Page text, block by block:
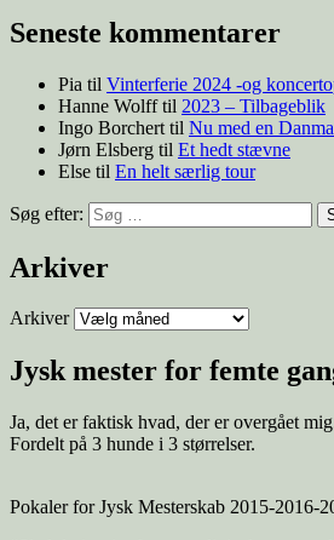
Seneste kommentarer
Pia til Vinterferie 2024 -og
Hanne Wolfftil 2023 – Tilbageblik
Ingo Borchert til Nu med en
Jørn Elsberg til Et hedt stævne
Else til En helt særlig tour
Søg efter:
Arkiver
Arkiver
Jysk mester for femte
Ja, det er faktisk hvad, der er overgået
Fordelt på 3 hunde i 3 størrelser.
Pokaler for Jysk Mesterskab 2015-2016-